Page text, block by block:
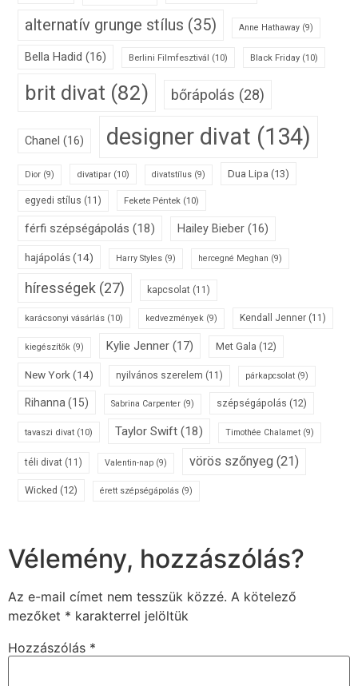
alternatív grunge stílus (35) Anne Hathaway (9)
Bella Hadid (16) Berlini Filmfesztivál (10) Black Friday (10)
brit divat (82) bőrápolás (28)
Chanel (16) designer divat (134)
Dior (9) divatipar (10) divatstílus (9) Dua Lipa (13)
egyedi stílus (11) Fekete Péntek (10)
férfi szépségápolás (18) Hailey Bieber (16)
hajápolás(14) Harry Styles (9) hercegné Meghan (9)
hírességek (27) kapcsolat (11)
karácsonyi vásárlás (10) kedvezmények (9) Kendall Jenner (11)
kiegészítők (9) Kylie Jenner (17) Met Gala (12)
New York (14) nyilvános szerelem (11) párkapcsolat (9)
Rihanna (15) Sabrina Carpenter (9) szépségápolás (12)
tavaszi divat (10) Taylor Swift (18) Timothée Chalamet (9)
téli divat (11) Valentin-nap (9) vörös szőnyeg (21)
Wicked (12) érett szépségápolás (9)
Vélemény, hozzászólás?
Az e-mail címet nem tesszük közzé. A kötelező
mezőket * karakterrel jelöltük
Hozzászólás *